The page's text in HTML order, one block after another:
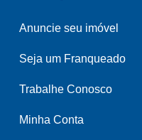
Anuncie seu imóvel
Seja um Franqueado
Trabalhe Conosco
Minha Conta